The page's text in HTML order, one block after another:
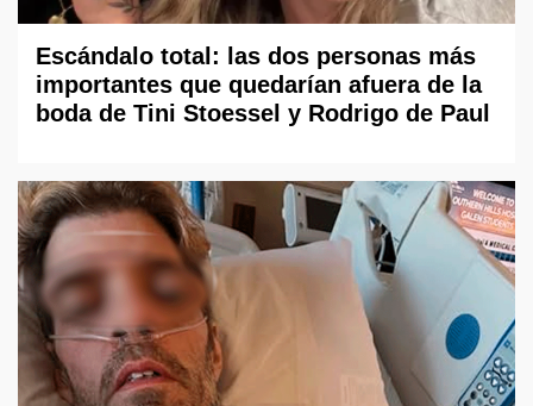
Escándalo total: las dos personas más
importantes que quedarían afuera de la
boda de Tini Stoessel y Rodrigo de Paul